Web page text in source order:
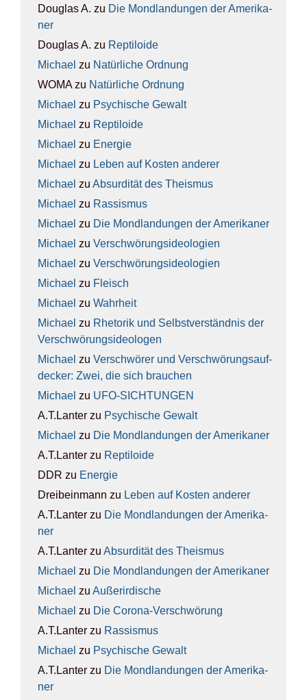
Douglas A. zu Die Mond­lan­dun­gen der Ame­ri­ka­
ner
Douglas A. zu Rep­ti­lo­ide
Michael zu Natür­li­che Ord­nung
WOMAzu Natür­li­che Ord­nung
Michael zu Psy­chi­sche Gewalt
Michael zu Rep­ti­lo­ide
Michael zu Ener­gie
Michael zu Leben auf Kos­ten ande­rer
Michael zu Absur­di­tät des The­is­mus
Michael zu Ras­sis­mus
Michael zu Die Mond­lan­dun­gen der Ame­ri­ka­ner
Michael zu Ver­schwö­rungs­ideo­lo­gien
Michael zu Ver­schwö­rungs­ideo­lo­gien
Michael zu Fleisch
Michael zu Wahr­heit
Michael zu Rhe­to­rik und Selbst­ver­ständ­nis der
Ver­schwö­rungs­ideo­lo­gen
Michael zu Ver­schwö­rer und Ver­schwö­rungs­auf­
de­cker: Zwei, die sich brau­chen
Michael zu UFO-SICH­TUN­GEN
A.T.Lanter zu Psy­chi­sche Gewalt
Michael zu Die Mond­lan­dun­gen der Ame­ri­ka­ner
A.T.Lanter zu Rep­ti­lo­ide
DDR zu Ener­gie
Dreibeinmann zu Leben auf Kos­ten ande­rer
A.T.Lanter zu Die Mond­lan­dun­gen der Ame­ri­ka­
ner
A.T.Lanter zu Absur­di­tät des The­is­mus
Michael zu Die Mond­lan­dun­gen der Ame­ri­ka­ner
Michael zu Außer­ir­di­sche
Michael zu Die Coro­na-Ver­schwö­rung
A.T.Lanter zu Ras­sis­mus
Michael zu Psy­chi­sche Gewalt
A.T.Lanter zu Die Mond­lan­dun­gen der Ame­ri­ka­
ner